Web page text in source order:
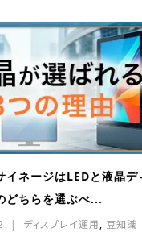
イネージはLEDと液晶デ
どちらを選ぶべ...
ディスプレイ運用, 豆知識